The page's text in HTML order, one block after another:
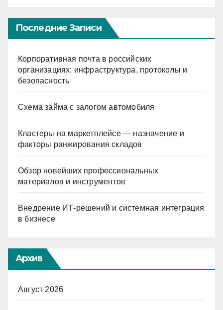
Последние Записи
Корпоративная почта в российских
организациях: инфраструктура, протоколы и
безопасность
Схема займа с залогом автомобиля
Кластеры на маркетплейсе — назначение и
факторы ранжирования складов
Обзор новейших профессиональных
материалов и инструментов
Внедрение ИТ-решений и системная интеграция
в бизнесе
Архив
Август 2026